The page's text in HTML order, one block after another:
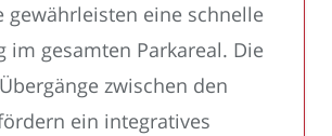
gewährleisten eine schnelle
im gesamten Parkareal. Die
zwischen den
ein integratives